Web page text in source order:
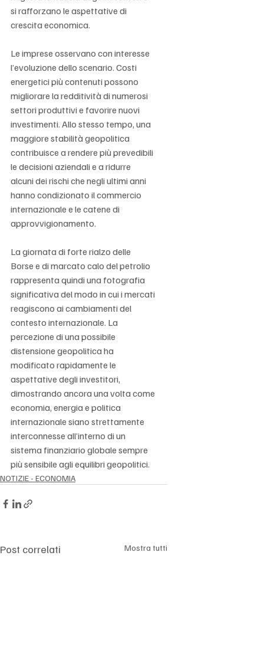
si rafforzano le aspettative di
crescita economica.
Le imprese osservano con interesse
l’evoluzione dello scenario. Costi
energetici più contenuti possono
migliorare la redditività di numerosi
settori produttivi e favorire nuovi
investimenti. Allo stesso tempo, una
maggiore stabilità geopolitica
contribuisce a rendere più prevedibili
le decisioni aziendali e a ridurre
alcuni dei rischi che negli ultimi anni
hanno condizionato il commercio
internazionale e le catene di
approvvigionamento.
La giornata di forte rialzo delle
Borse e di marcato calo del petrolio
rappresenta quindi una fotografia
significativa del modo in cui i mercati
reagiscono ai cambiamenti del
contesto internazionale. La
percezione di una possibile
distensione geopolitica ha
modificato rapidamente le
aspettative degli investitori,
dimostrando ancora una volta come
economia, energia e politica
internazionale siano strettamente
interconnesse all’interno di un
sistema finanziario globale sempre
più sensibile agli equilibri geopolitici.
NOTIZIE - ECONOMIA
Post correlati Mostra tutti